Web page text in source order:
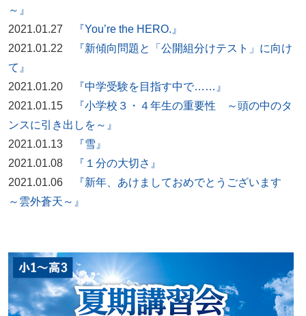
～』
2021.01.27
『You’re the HERO.』
2021.01.22
『新傾向問題と「公開組分けテスト」に向け
て』
2021.01.20
『中学受験を目指す中で……』
2021.01.15
『小学校３・４年生の重要性 ～頭の中のタ
ンスに引き出しを～』
2021.01.13
『雪』
2021.01.08
『１分の大切さ』
2021.01.06
『新年、あけましておめでとうございます
～雲外蒼天～』